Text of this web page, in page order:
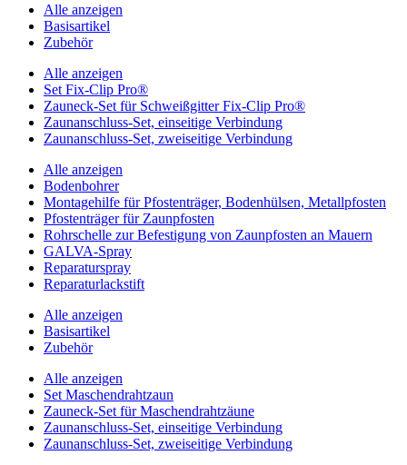
Alle anzeigen
Basisartikel
Zubehör
Alle anzeigen
Set Fix-Clip Pro®
Zauneck-Set für Schweißgitter Fix-Clip Pro®
Zaunanschluss-Set, einseitige Verbindung
Zaunanschluss-Set, zweiseitige Verbindung
Alle anzeigen
Bodenbohrer
Montagehilfe für Pfostenträger, Bodenhülsen, Metallpfosten
Pfostenträger für Zaunpfosten
Rohrschelle zur Befestigung von Zaunpfosten an Mauern
GALVA-Spray
Reparaturspray
Reparaturlackstift
Alle anzeigen
Basisartikel
Zubehör
Alle anzeigen
Set Maschendrahtzaun
Zauneck-Set für Maschendrahtzäune
Zaunanschluss-Set, einseitige Verbindung
Zaunanschluss-Set, zweiseitige Verbindung